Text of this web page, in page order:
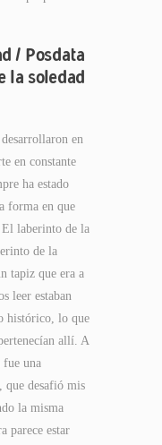
/ Posdata
la soledad
en
en constante
ha estado
forma en que
El laberinto de la
de la
tapiz que era a
leer estaban
histórico, lo que
allí. A
fue una
que desafió mis
la misma
parece estar